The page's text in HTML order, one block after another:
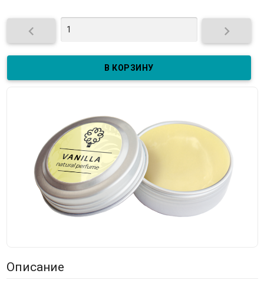
 
Описание